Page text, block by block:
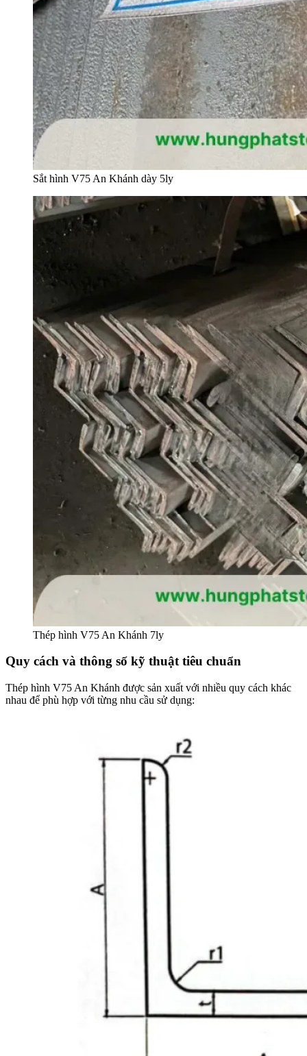
Sắt hình V75 An Khánh dày 5ly
Thép hình V75 An Khánh 7ly
Quy cách và thông số kỹ thuật tiêu chuẩn
Thép hình V75 An Khánh được sản xuất với nhiều quy cách khác
nhau để phù hợp với từng nhu cầu sử dụng: